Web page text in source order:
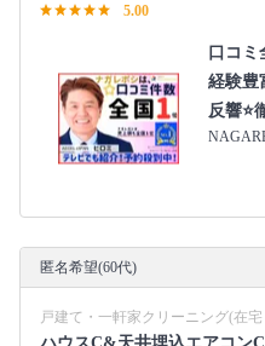
5.00
口コミ
経験豊
反響⭐
匿名希望(60代)
戸建て・一軒家クリーニング(在